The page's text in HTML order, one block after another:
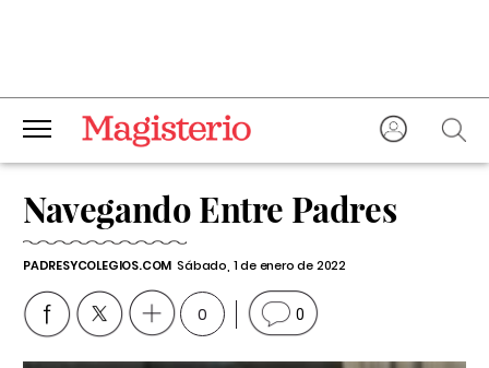
Navegando Entre Padres
PADRESYCOLEGIOS.COM Sábado, 1 de enero de 2022
0 0